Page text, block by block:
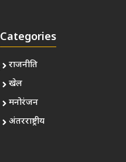
Categories
राजनीति
खेल
मनोरंजन
अंतरराष्ट्रीय